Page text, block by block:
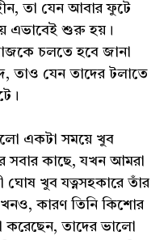
তা যেন আবার ফুটে
এভাবেই শুরু হয়।
চলতে হবে জানা
তাও যেন তাদের টলাতে
একটা সময়ে খুব
সবার কাছে, যখন আমরা
ঘোষ খুব যত্নসহকারে তাঁর
কারণ তিনি কিশোর
তাদের ভালো